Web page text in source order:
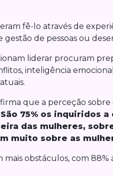
fê-lo através de
gestão de pessoas ou
liderar procuram
inteligência
que a perceção
São 75% os inquiridos
das mulheres,
muito sobre as
obstáculos, com